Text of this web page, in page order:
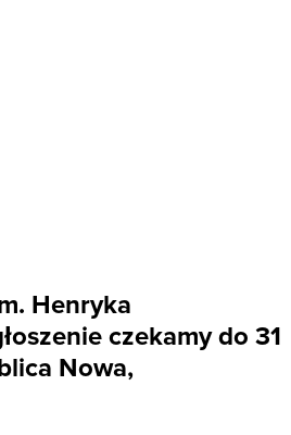
Henryka
czekamy do 31
Nowa,